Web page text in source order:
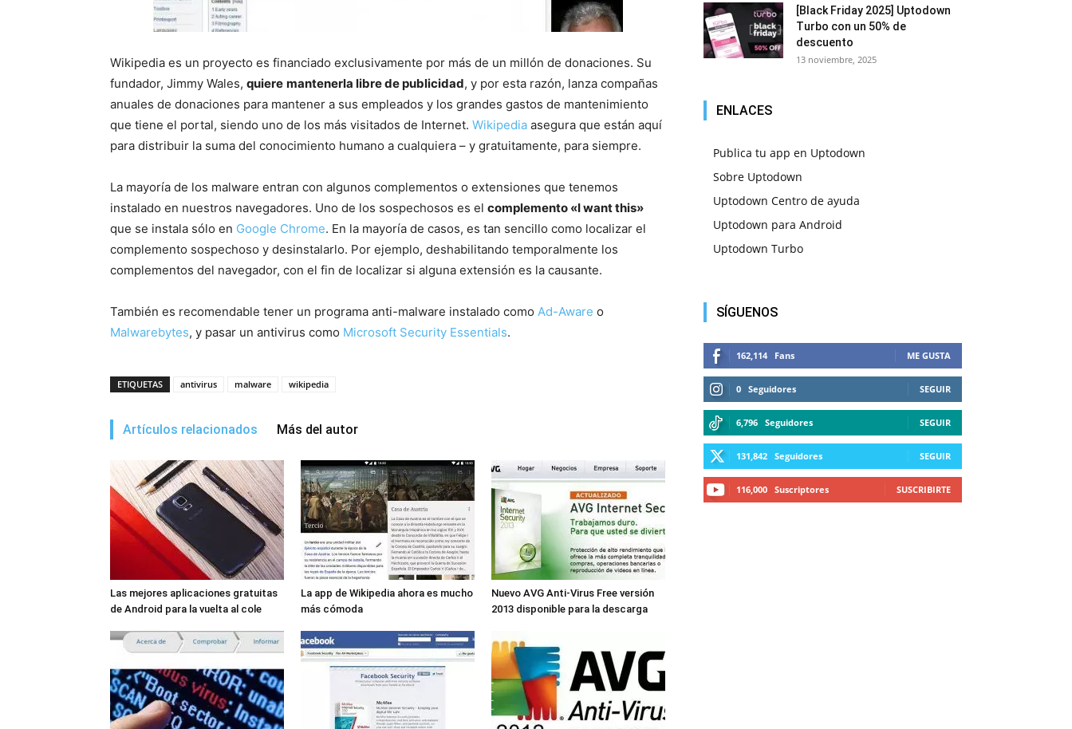
Wikipedia es un proyecto es financiado exclusivamente por más de un millón de donaciones. Su
fundador, Jimmy Wales, quiere mantenerla libre de publicidad, y por esta razón, lanza compañas
anuales de donaciones para mantener a sus empleados y los grandes gastos de mantenimiento
que tiene el portal, siendo uno de los más visitados de Internet. Wikipedia asegura que están aquí
para distribuir la suma del conocimiento humano a cualquiera – y gratuitamente, para siempre.
La mayoría de los malware entran con algunos complementos o extensiones que tenemos
instalado en nuestros navegadores. Uno de los sospechosos es el complemento «I want this»
que se instala sólo en Google Chrome. En la mayoría de casos, es tan sencillo como localizar el
complemento sospechoso y desinstalarlo. Por ejemplo, deshabilitando temporalmente los
complementos del navegador, con el fin de localizar si alguna extensión es la causante.
También es recomendable tener un programa anti-malware instalado como Ad-Aware o
Malwarebytes, y pasar un antivirus como Microsoft Security Essentials.
ETIQUETAS antivirus malware wikipedia
Artículos relacionados Más del autor
Las mejores aplicaciones gratuitas
de Android para la vuelta al cole
La app de Wikipedia ahora es mucho
más cómoda
Nuevo AVG Anti-Virus Free versión
2013 disponible para la descarga
[Black Friday 2025] Uptodown
Turbo con un 50% de
descuento
13 noviembre, 2025
ENLACES
Publica tu app en Uptodown
Sobre Uptodown
Uptodown Centro de ayuda
Uptodown para Android
Uptodown Turbo
SÍGUENOS
162,114 Fans ME GUSTA
0 Seguidores SEGUIR
6,796 Seguidores SEGUIR
131,842 Seguidores SEGUIR
116,000 Suscriptores SUSCRIBIRTE